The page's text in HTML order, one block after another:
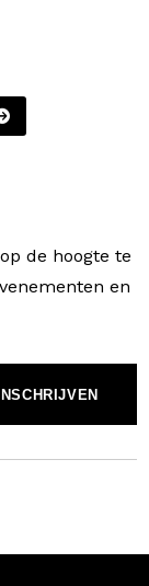
de hoogte te
en